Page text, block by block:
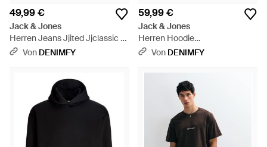
49,99 €
Jack & Jones
Herren Jeans Jjited Jjclassic -
Schwarz
Von DENIMFY
59,99 €
Jack & Jones
Herren Hoodie
Kapuzenpullover Jornorrebro
Schwarz
Von DENIMFY